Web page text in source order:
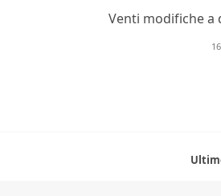
Venti modifiche a